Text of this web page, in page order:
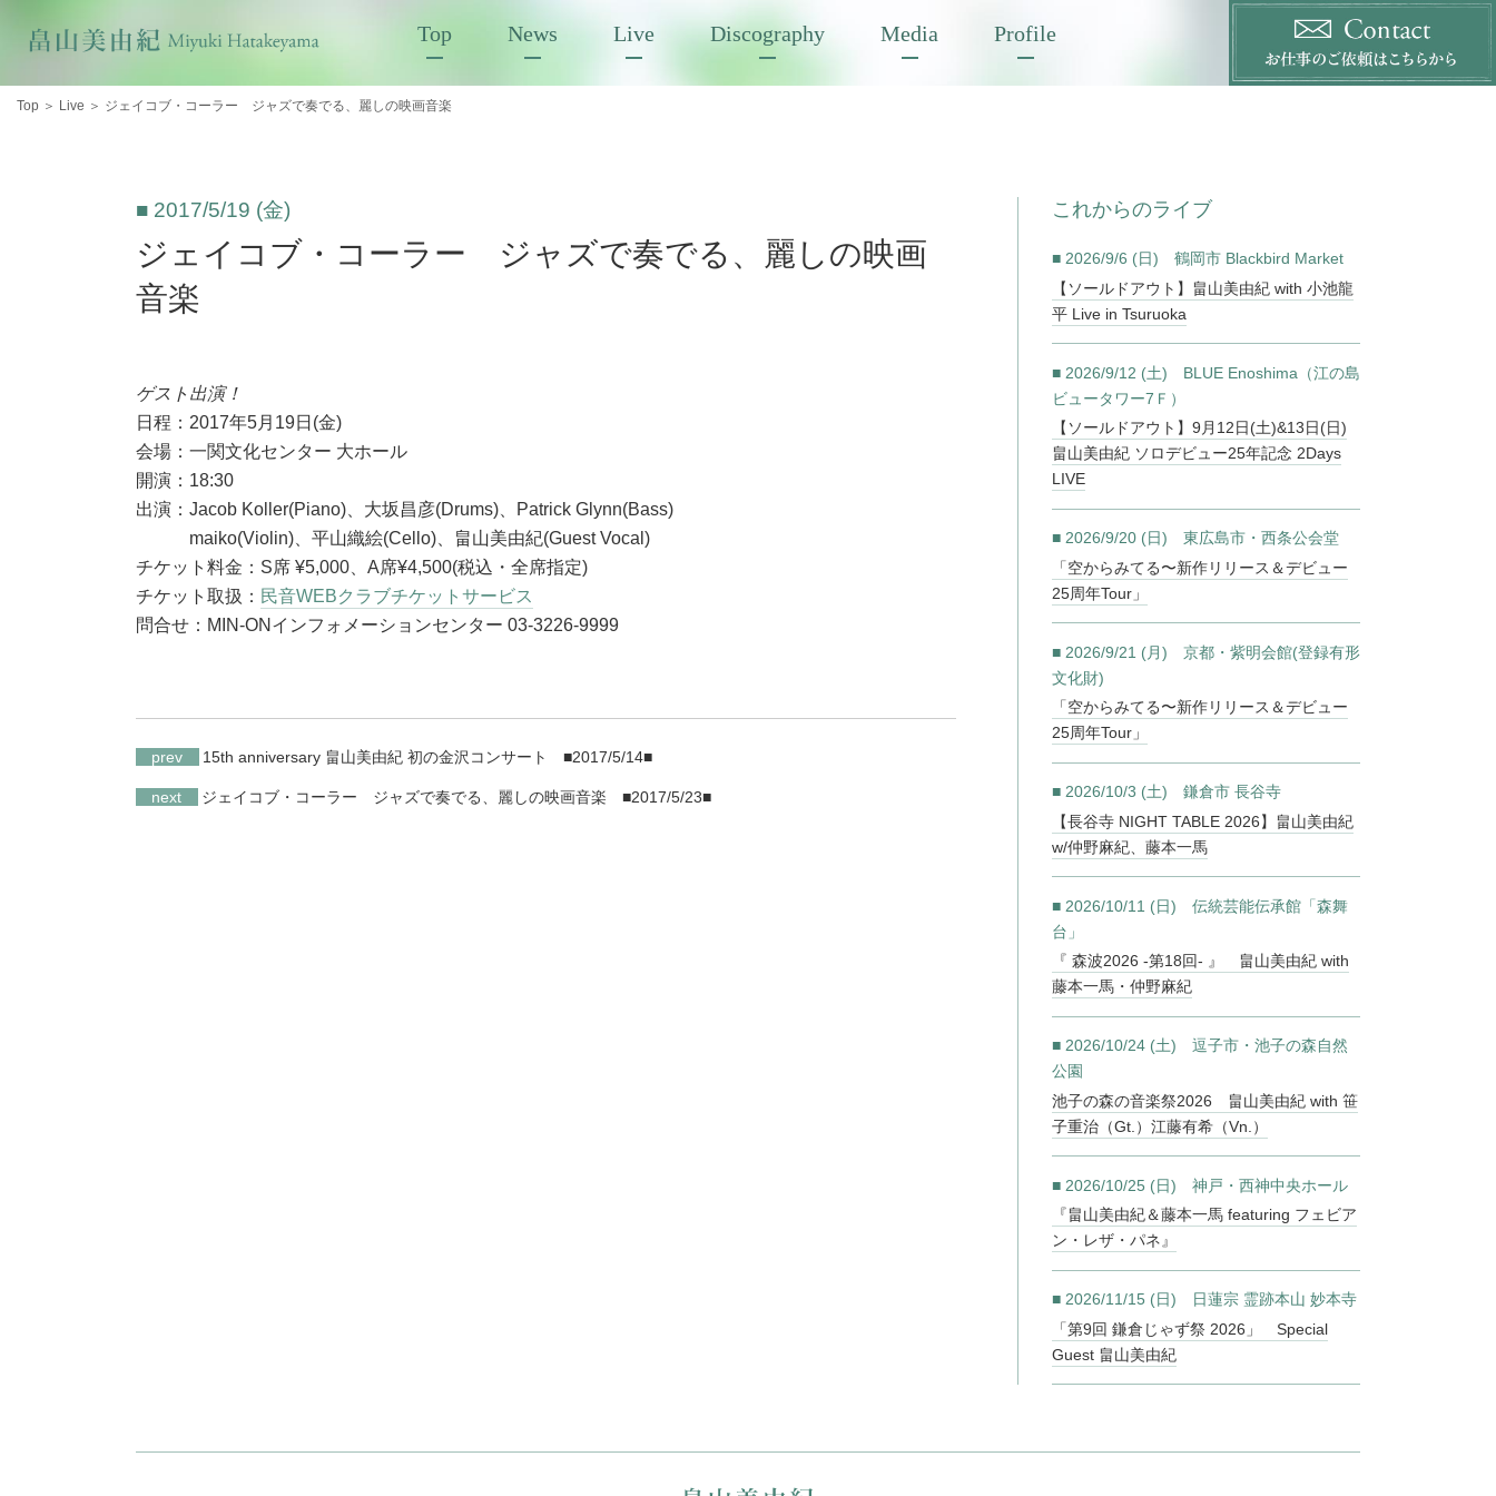
Top News Live Discography Media Profile
Top ＞ Live ＞ ジェイコブ・コーラー ジャズで奏でる、麗しの映画音楽
■ 2017/5/19 (金)
ジェイコブ・コーラー ジャズで奏でる、麗しの映画
音楽
ゲスト出演！
日程：2017年5月19日(金)
会場：一関文化センター 大ホール
開演：18:30
出演：Jacob Koller(Piano)、大坂昌彦(Drums)、Patrick Glynn(Bass)
maiko(Violin)、平山織絵(Cello)、畠山美由紀(Guest Vocal)
チケット料金：S席 ¥5,000、A席¥4,500(税込・全席指定)
チケット取扱： 民音WEBクラブチケットサービス
問合せ：MIN-ONインフォメーションセンター 03-3226-9999
prev 15th anniversary 畠山美由紀 初の金沢コンサート ■2017/5/14■
next ジェイコブ・コーラー ジャズで奏でる、麗しの映画音楽 ■2017/5/23■
これからのライブ
■ 2026/9/6 (日) 鶴岡市 Blackbird Market
【ソールドアウト】畠山美由紀 with 小池龍
平 Live in Tsuruoka
■ 2026/9/12 (土) BLUE Enoshima（江の島
ビュータワー7Ｆ）
【ソールドアウト】9月12日(土)&13日(日)
畠山美由紀 ソロデビュー25年記念 2Days
LIVE
■ 2026/9/20 (日) 東広島市・西条公会堂
「空からみてる〜新作リリース＆デビュー
25周年Tour」
■ 2026/9/21 (月) 京都・紫明会館(登録有形
文化財)
「空からみてる〜新作リリース＆デビュー
25周年Tour」
■ 2026/10/3 (土) 鎌倉市 長谷寺
【長谷寺 NIGHT TABLE 2026】畠山美由紀
w/仲野麻紀、藤本一馬
■ 2026/10/11 (日) 伝統芸能伝承館「森舞
台」
『 森波2026 -第18回- 』 畠山美由紀 with
藤本一馬・仲野麻紀
■ 2026/10/24 (土) 逗子市・池子の森自然
公園
池子の森の音楽祭2026 畠山美由紀 with 笹
子重治（Gt.）江藤有希（Vn.）
■ 2026/10/25 (日) 神戸・西神中央ホール
『畠山美由紀＆藤本一馬 featuring フェビア
ン・レザ・パネ』
■ 2026/11/15 (日) 日蓮宗 霊跡本山 妙本寺
「第9回 鎌倉じゃず祭 2026」 Special
Guest 畠山美由紀